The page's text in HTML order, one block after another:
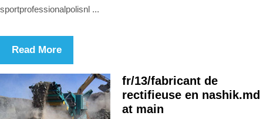
sportprofessionalpolisnl ...
Read More
fr/13/fabricant de
rectifieuse en nashik.md
at main